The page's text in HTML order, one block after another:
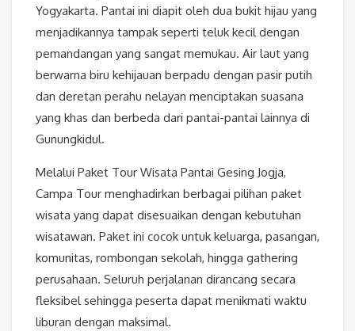
Yogyakarta. Pantai ini diapit oleh dua bukit hijau yang
menjadikannya tampak seperti teluk kecil dengan
pemandangan yang sangat memukau. Air laut yang
berwarna biru kehijauan berpadu dengan pasir putih
dan deretan perahu nelayan menciptakan suasana
yang khas dan berbeda dari pantai-pantai lainnya di
Gunungkidul.
Melalui Paket Tour Wisata Pantai Gesing Jogja,
Campa Tour menghadirkan berbagai pilihan paket
wisata yang dapat disesuaikan dengan kebutuhan
wisatawan. Paket ini cocok untuk keluarga, pasangan,
komunitas, rombongan sekolah, hingga gathering
perusahaan. Seluruh perjalanan dirancang secara
fleksibel sehingga peserta dapat menikmati waktu
liburan dengan maksimal.